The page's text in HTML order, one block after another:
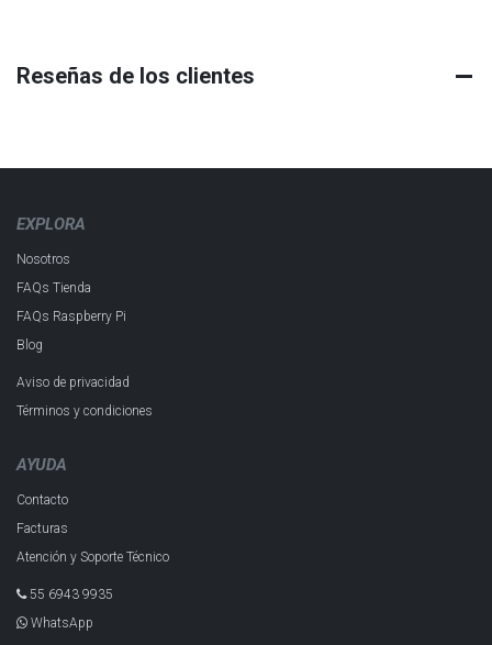
Reseñas de los clientes
EXPLORA
Nosotros
FAQs Tienda
FAQs Raspberry Pi
Blog
Aviso de privacidad
Términos y condiciones
AYUDA
Contacto
Facturas
Atención y Soporte Técnico
55 6943 993​5
WhatsApp